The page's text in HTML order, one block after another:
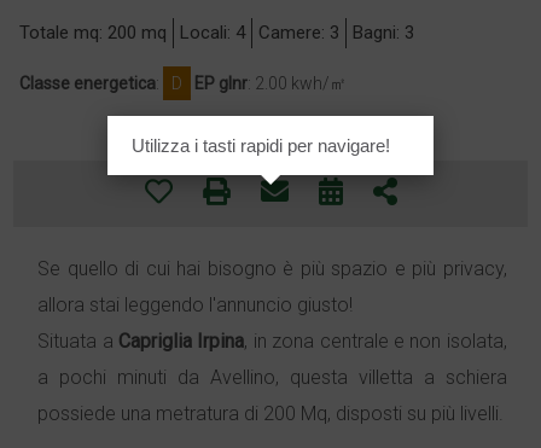
Totale mq: 200 mq Locali: 4 Camere: 3 Bagni: 3
Classe energetica: D EP glnr: 2.00 kwh/㎡
Se quello di cui hai bisogno è più spazio e più privacy,
allora stai leggendo l'annuncio giusto!
Situata a Capriglia Irpina, in zona centrale e non isolata,
a pochi minuti da Avellino, questa villetta a schiera
possiede una metratura di 200 Mq, disposti su più livelli.
Utilizza i tasti rapidi per navigare!